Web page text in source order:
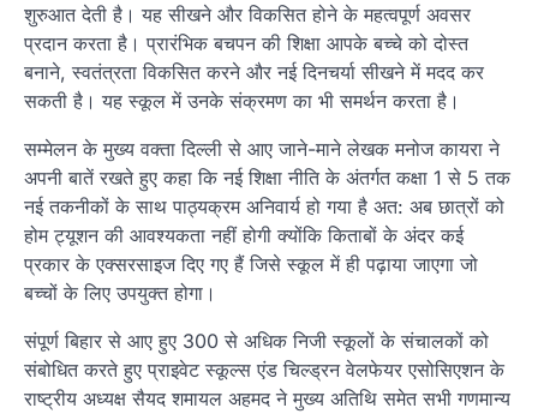
शुरुआत देती है। यह सीखने और विकसित होने के महत्वपूर्ण अवसर
प्रदान करता है। प्रारंभिक बचपन की शिक्षा आपके बच्चे को दोस्त
बनाने, स्वतंत्रता विकसित करने और नई दिनचर्या सीखने में मदद कर
सकती है। यह स्कूल में उनके संक्रमण का भी समर्थन करता है।
सम्मेलन के मुख्य वक्ता दिल्ली से आए जाने-माने लेखक मनोज कायरा ने
अपनी बातें रखते हुए कहा कि नई शिक्षा नीति के अंतर्गत कक्षा 1 से 5 तक
नई तकनीकों के साथ पाठ्यक्रम अनिवार्य हो गया है अत: अब छात्रों को
होम ट्यूशन की आवश्यकता नहीं होगी क्योंकि किताबों के अंदर कई
प्रकार के एक्सरसाइज दिए गए हैं जिसे स्कूल में ही पढ़ाया जाएगा जो
बच्चों के लिए उपयुक्त होगा।
संपूर्ण बिहार से आए हुए 300 से अधिक निजी स्कूलों के संचालकों को
संबोधित करते हुए प्राइवेट स्कूल्स एंड चिल्ड्रन वेलफेयर एसोसिएशन के
राष्ट्रीय अध्यक्ष सैयद शमायल अहमद ने मुख्य अतिथि समेत सभी गणमान्य